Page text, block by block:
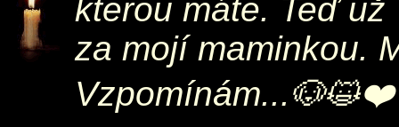
kterou máte. Teď
za mojí maminkou.
Vzpomínám...🐶😺❤️